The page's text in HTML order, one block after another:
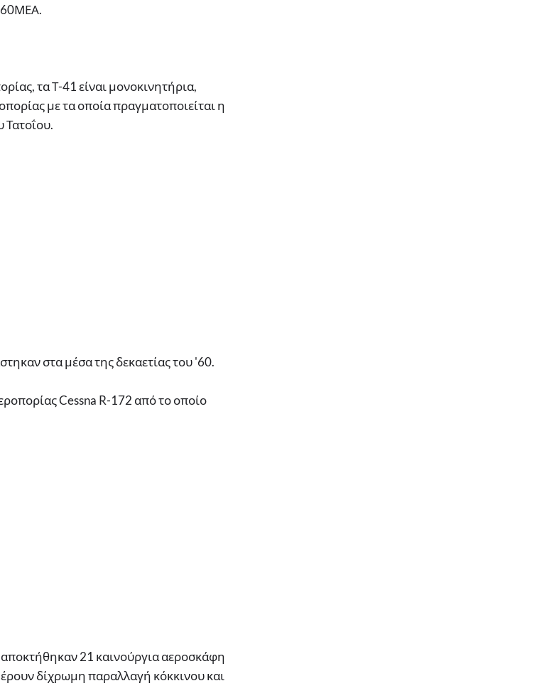
τα Τ-41 είναι μονοκινητήρια,
με τα οποία πραγματοποιείται η
Τατοΐου.
στα μέσα της δεκαετίας του '60.
Cessna R-172 από το οποίο
21 καινούργια αεροσκάφη
δίχρωμη παραλλαγή κόκκινου και